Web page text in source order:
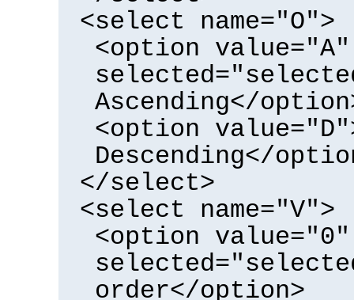
<select name="O">
<option value="A"
Ascending</
<option
Descending</
</select>
<select name="V">
<option value="0"
order</option>